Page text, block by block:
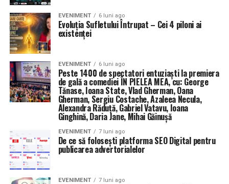
EVENIMENT 6 luni ago
Evoluția Sufletului Întrupat – Cei 4 piloni ai
existenței
EVENIMENT 6 luni ago
Peste 1400 de spectatori entuziaști la premiera
de gală a comediei ÎN PIELEA MEA, cu: George
Tănase, Ioana State, Vlad Gherman, Oana
Gherman, Sergiu Costache, Azaleea Necula,
Alexandra Răduță, Gabriel Vatavu, Ioana
Ginghină, Daria Jane, Mihai Găinușă
EVENIMENT 7 luni ago
De ce să folosești platforma SEO Digital pentru
publicarea advertorialelor
EVENIMENT 7 luni ago